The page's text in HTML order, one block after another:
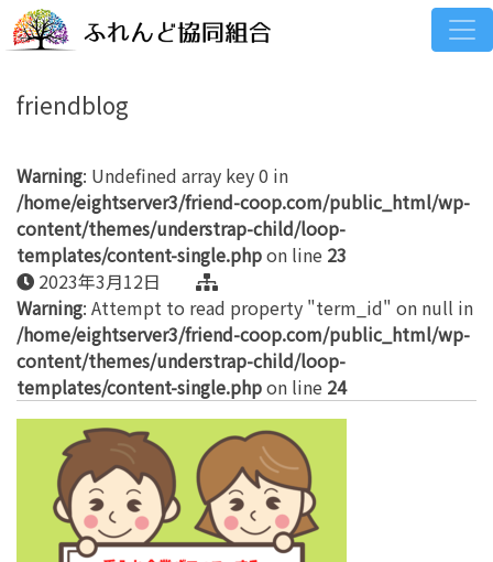
friendblog
Warning: Undefined array key 0 in
/home/eightserver3/friend-coop.com/public_html/wp-
content/themes/understrap-child/loop-
templates/content-single.phpon line 23
2023年3月12日
Warning: Attempt to read property "term_id" on null in
/home/eightserver3/friend-coop.com/public_html/wp-
content/themes/understrap-child/loop-
templates/content-single.phpon line 24